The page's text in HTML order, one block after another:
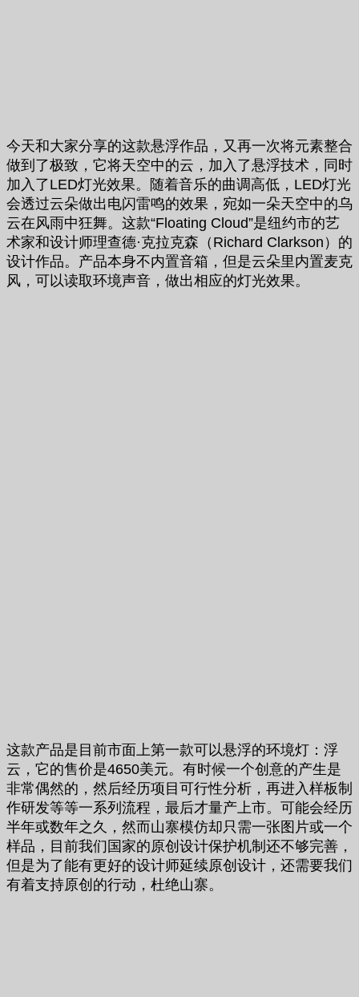
今天和大家分享的这款悬浮作品，又再一次将元素整合
做到了极致，它将天空中的云，加入了悬浮技术，同时
加入了LED灯光效果。随着音乐的曲调高低，LED灯光
会透过云朵做出电闪雷鸣的效果，宛如一朵天空中的乌
云在风雨中狂舞。这款“Floating Cloud”是纽约市的艺
术家和设计师理查德·克拉克森（Richard Clarkson）的
设计作品。产品本身不内置音箱，但是云朵里内置麦克
风，可以读取环境声音，做出相应的灯光效果。
这款产品是目前市面上第一款可以悬浮的环境灯：浮
云，它的售价是4650美元。有时候一个创意的产生是
非常偶然的，然后经历项目可行性分析，再进入样板制
作研发等等一系列流程，最后才量产上市。可能会经历
半年或数年之久，然而山寨模仿却只需一张图片或一个
样品，目前我们国家的原创设计保护机制还不够完善，
但是为了能有更好的设计师延续原创设计，还需要我们
有着支持原创的行动，杜绝山寨。